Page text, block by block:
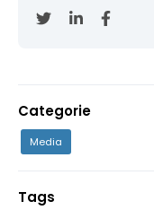
Categorie
Media
Tags